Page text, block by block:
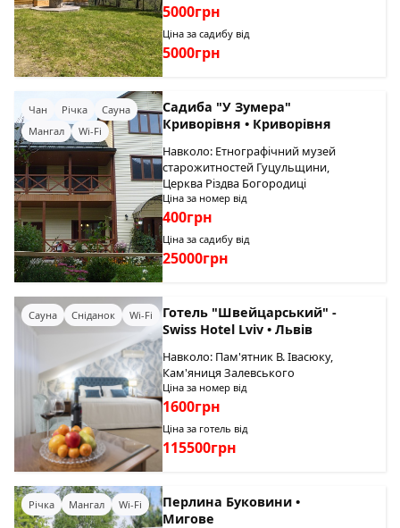
5000грн
Ціна за садибу від
5000грн
Чан Річка
Сауна
Мангал
Wi-Fi
Садиба "У Зумера"
Криворівня • Криворівня
Навколо: Етнографічний музей
старожитностей Гуцульщини,
Церква Різдва Богородиці
Ціна за номер від
400грн
Ціна за садибу від
25000грн
Сауна Сніданок Wi-Fi
Готель "Швейцарський" -
Swiss Hotel Lviv • Львів
Навколо: Пам'ятник В. Івасюку,
Кам'яниця Залевського
Ціна за номер від
1600грн
Ціна за готель від
115500грн
Річка Мангал Wi-Fi
Перлина Буковини •
Мигове